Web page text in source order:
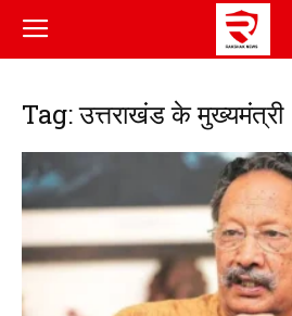
Tag: उत्तराखंड के मुख्यमंत्री